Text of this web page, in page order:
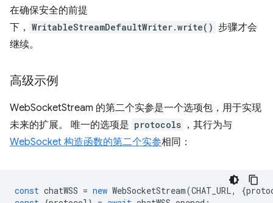
在确保安全的前提
下， WritableStreamDefaultWriter.write() 步骤才会
继续。
高级示例
WebSocketStream 的第二个实参是一个选项包，用于实现
未来的扩展。 唯一的选项是 protocols ，其行为与
WebSocket 构造函数的第二个实参相同：
const chatWSS = new WebSocketStream(CHAT_URL, {